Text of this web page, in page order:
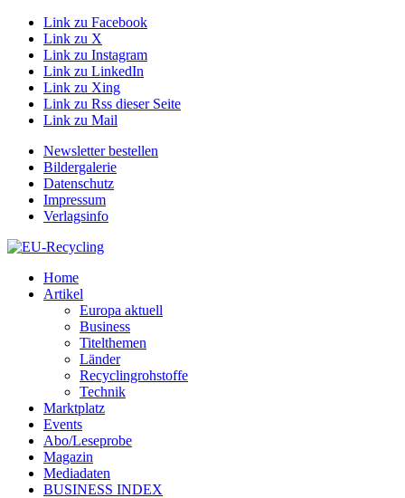
Link zu Facebook
Link zu X
Link zu Instagram
Link zu LinkedIn
Link zu Xing
Link zu Rss dieser Seite
Link zu Mail
Newsletter bestellen
Bildergalerie
Datenschutz
Impressum
Verlagsinfo
Home
Artikel
Europa aktuell
Business
Titelthemen
Länder
Recyclingrohstoffe
Technik
Marktplatz
Events
Abo/Leseprobe
Magazin
Mediadaten
BUSINESS INDEX